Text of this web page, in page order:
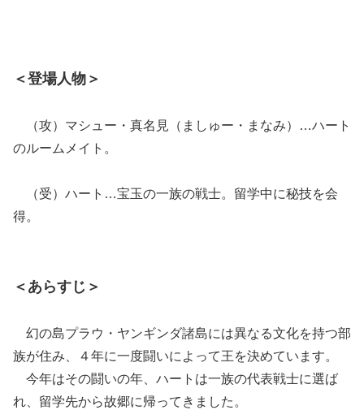
＜登場人物＞
（攻）マシュー・真名見（ましゅー・まなみ）…ハート
のルームメイト。
（受）ハート…宝玉の一族の戦士。留学中に秘技を会
得。
＜あらすじ＞
幻の島プラウ・ヤンギンダ諸島には異なる文化を持つ部
族が住み、４年に一度闘いによって王を決めています。
今年はその闘いの年、ハートは一族の代表戦士に選ば
れ、留学先から故郷に帰ってきました。